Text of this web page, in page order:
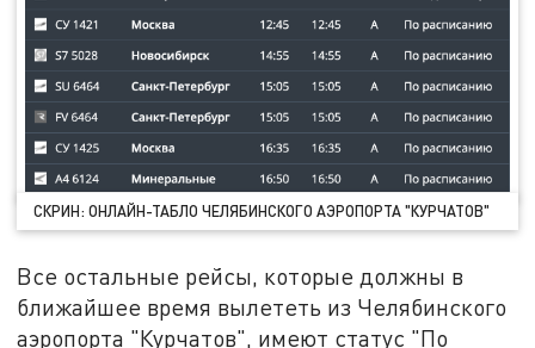
СКРИН: ОНЛАЙН-ТАБЛО ЧЕЛЯБИНСКОГО АЭРОПОРТА "КУРЧАТОВ"
Все остальные рейсы, которые должны в
ближайшее время вылететь из Челябинского
аэропорта "Курчатов", имеют статус "По